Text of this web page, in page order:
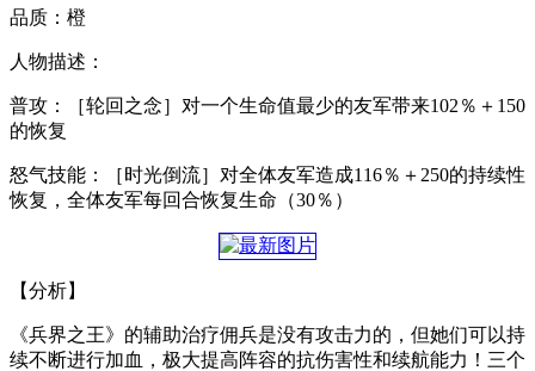
品质：橙
人物描述：
普攻：［轮回之念］对一个生命值最少的友军带来102％＋150
的恢复
怒气技能：［时光倒流］对全体友军造成116％＋250的持续性
恢复，全体友军每回合恢复生命（30％）
【分析】
《兵界之王》的辅助治疗佣兵是没有攻击力的，但她们可以持
续不断进行加血，极大提高阵容的抗伤害性和续航能力！三个